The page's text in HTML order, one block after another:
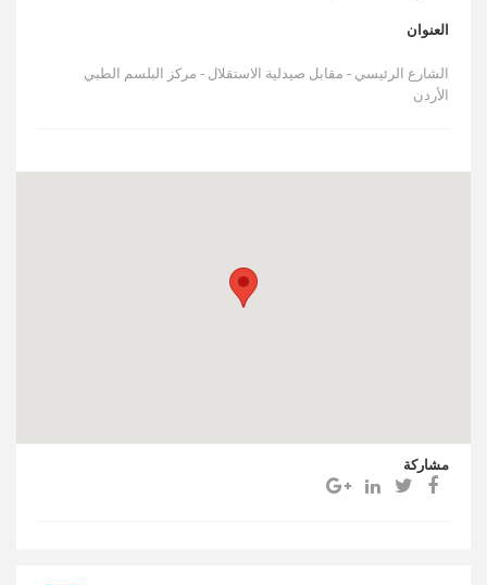
العنوان
الشارع الرئيسي - مقابل صيدلية الاستقلال - مركز البلسم الطبي
الأردن
مشاركة